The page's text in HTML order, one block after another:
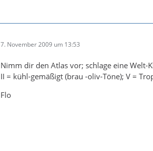
7. November 2009 um 13:53
Nimm dir den Atlas vor; schlage eine Welt-
II = kühl-gemäßigt (brau -oliv-Töne); V =
Flo